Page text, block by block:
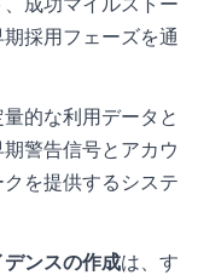
採用フェーズを通
的な利用データと
警告信号とアカウ
を提供するシステ
ンスの作成は、す